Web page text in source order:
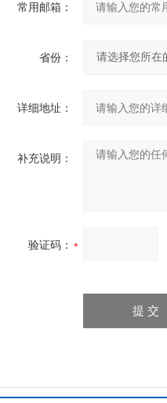
常用邮箱：
省份：
详细地址：
补充说明：
验证码：